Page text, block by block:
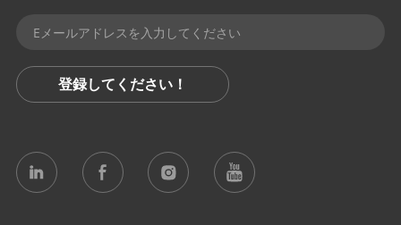
登録してください！